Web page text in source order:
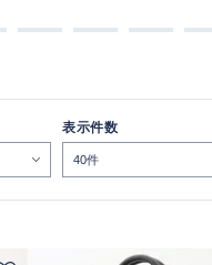
表示件数